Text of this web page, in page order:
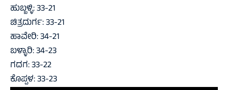
ಹುಬ್ಬಳ್ಳಿ: 33-21
ಚಿತ್ರದುರ್ಗ: 33-21
ಹಾವೇರಿ: 34-21
ಬಳ್ಳಾರಿ: 34-23
ಗದಗ: 33-22
ಕೊಪ್ಪಳ: 33-23